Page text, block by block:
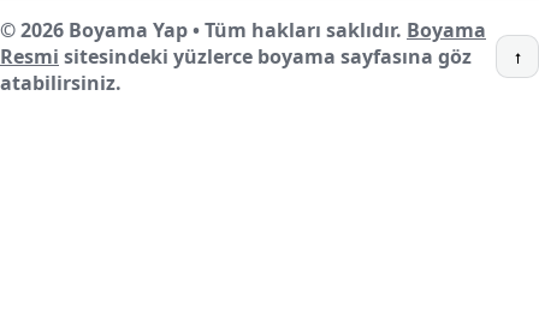
© 2026 Boyama Yap • Tüm hakları saklıdır. Boyama
Resmi sitesindeki yüzlerce boyama sayfasına göz
atabilirsiniz.
↑